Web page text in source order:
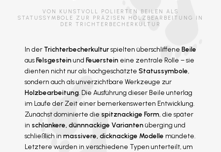
VON KUNSTVOLL POLIERTEN BEILEN ALS
STATUSSYMBOLE ZUR PRÄZISEN HOLZBEARBEITUNG IN
DER TRICHTERBECHERKULTUR
In der Trichterbecherkulturspielten überschliffene Beile
ausFelsgesteinund Feuerstein eine zentrale Rolle – sie
dienten nicht nur als hochgeschätzte Statussymbole,
sondern auch als unverzichtbare Werkzeuge zur
Holzbearbeitung. Die Ausführung dieser Beile unterlag
im Laufe der Zeit einer bemerkenswerten Entwicklung.
Zunächst dominierte die spitznackige Form, die später
in schlankere, dünnnackige Variantenüberging und
schließlich in massivere, dicknackige Modelle mündete.
Letztere wurden in verschiedene Typen unterteilt, um